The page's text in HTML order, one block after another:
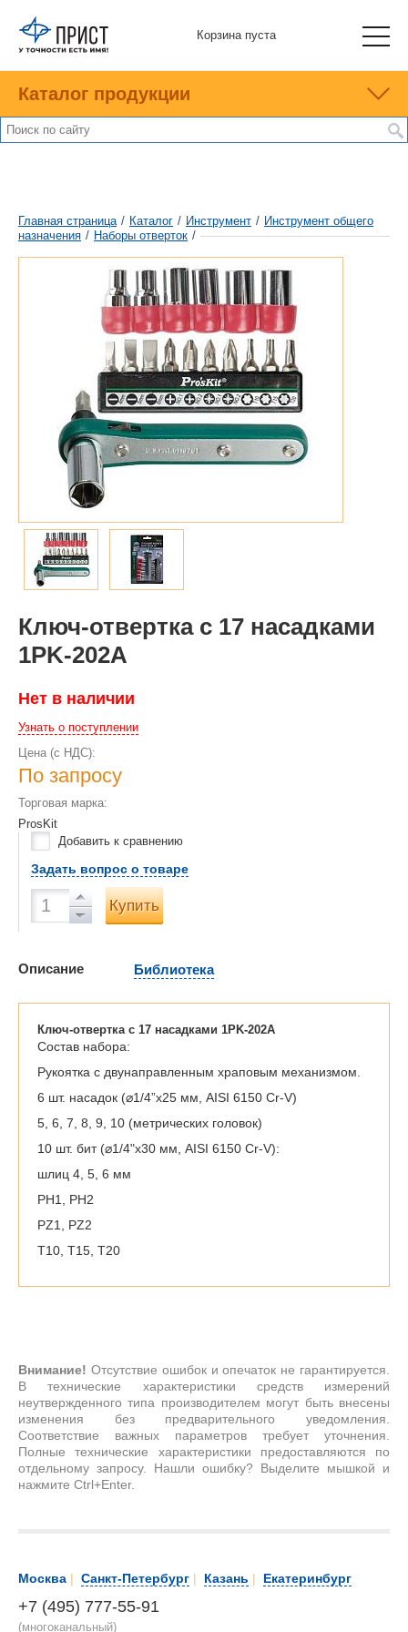
Корзина пуста
Каталог продукции
Главная страница / Каталог / Инструмент / Инструмент общего
назначения / Наборы отверток /
Ключ-отвертка с 17 насадками
1PK-202A
Нет в наличии
Узнать о поступлении
Цена (с НДС):
По запросу
Торговая марка:
ProsKit
Добавить к сравнению
Задать вопрос о товаре
Купить
Описание Библиотека
Ключ-отвертка с 17 насадками 1PK-202A
Состав набора:
Рукоятка с двунаправленным храповым механизмом.
6 шт. насадок (⌀1/4”x25 мм, AISI 6150 Cr-V)
5, 6, 7, 8, 9, 10 (метрических головок)
10 шт. бит (⌀1/4"x30 мм, AISI 6150 Cr-V):
шлиц 4, 5, 6 мм
PH1, PH2
PZ1, PZ2
T10, T15, T20
Внимание! Отсутствие ошибок и опечаток не гарантируется.
В технические характеристики средств измерений
неутвержденного типа производителем могут быть внесены
изменения без предварительного уведомления.
Соответствие важных параметров требует уточнения.
Полные технические характеристики предоставляются по
отдельному запросу. Нашли ошибку? Выделите мышкой и
нажмите Ctrl+Enter.
Москва | Санкт-Петербург | Казань | Екатеринбург
+7 (495) 777-55-91
(многоканальный)